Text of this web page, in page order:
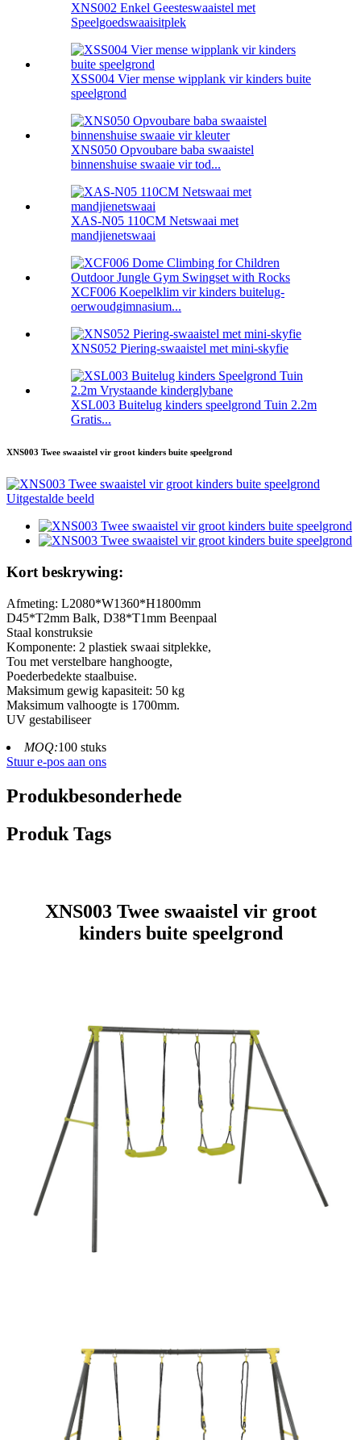
XNS002 Enkel Geesteswaaistel met
Speelgoedswaaisitplek
XSS004 Vier mense wipplank vir kinders buite
speelgrond
XNS050 Opvoubare baba swaaistel
binnenshuise swaaie vir tod...
XAS-N05 110CM Netswaai met
mandjienetswaai
XCF006 Koepelklim vir kinders buitelug-
oerwoudgimnasium...
XNS052 Piering-swaaistel met mini-skyfie
XSL003 Buitelug kinders speelgrond Tuin 2.2m
Gratis...
XNS003 Twee swaaistel vir groot kinders buite speelgrond
Kort beskrywing:
Afmeting: L2080*W1360*H1800mm
D45*T2mm Balk, D38*T1mm Beenpaal
Staal konstruksie
Komponente: 2 plastiek swaai sitplekke,
Tou met verstelbare hanghoogte,
Poederbedekte staalbuise.
Maksimum gewig kapasiteit: 50 kg
Maksimum valhoogte is 1700mm.
UV gestabiliseer
MOQ:100 stuks
Stuur e-pos aan ons
Produkbesonderhede
Produk Tags
XNS003 Twee swaaistel vir groot
kinders buite speelgrond